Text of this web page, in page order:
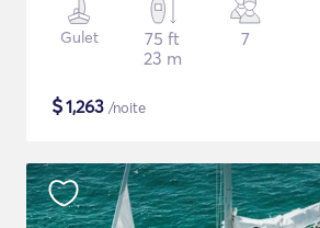
Gulet
75 ft
23 m
7
$1,263 /noite